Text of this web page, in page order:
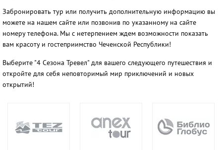
Забронировать тур или получить дополнительную информацию вы
можете на нашем сайте или позвонив по указанному на сайте
номеру телефона. Мы с нетерпением ждем возможности показать
вам красоту и гостеприимство Чеченской Республики!
Выберите "4 Сезона Тревел" для вашего следующего путешествия и
откройте для себя неповторимый мир приключений и новых
открытий!